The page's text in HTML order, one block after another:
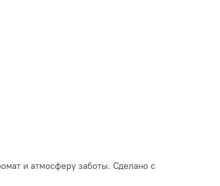
и атмосферу заботы. Сделано с